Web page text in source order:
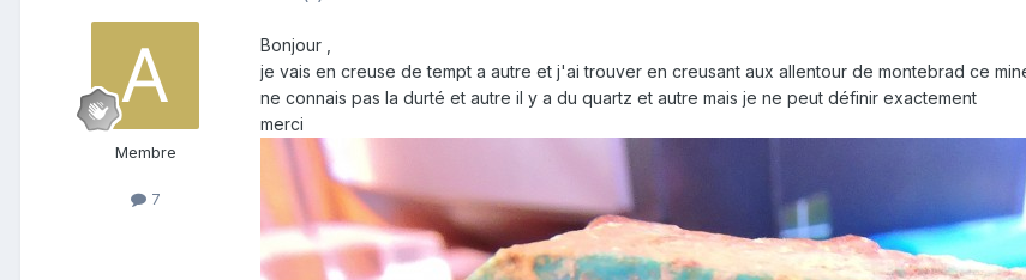
Membre
7
Bonjour ,
je vais en creuse de tempt a autre et j'ai trouver en creusant aux allentour de montebrad ce
ne connais pas la durté et autre il y a du quartz et autre mais je ne peut définir exactement
merci